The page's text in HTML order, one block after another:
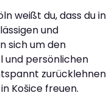
weißt du, dass du in
und
sich um den
und persönlichen
zurücklehnen
Košice freuen.